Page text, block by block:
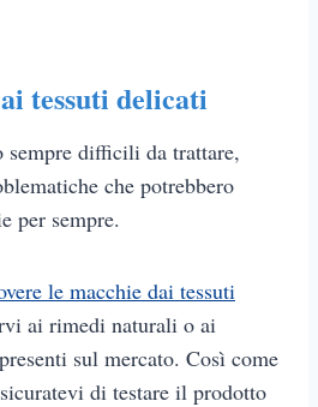
tessuti delicati
sempre difficili da trattare,
che potrebbero
per sempre.
le macchie dai tessuti
ai rimedi naturali o ai
sul mercato. Così come
di testare il prodotto